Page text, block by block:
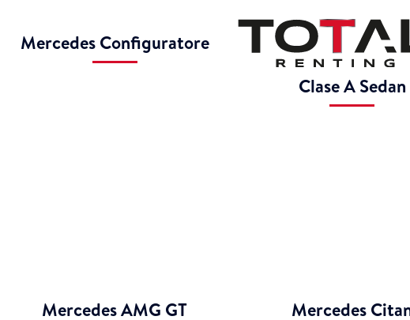
Mercedes Configuratore
Clase A Sedan
Mercedes AMG GT Mercedes